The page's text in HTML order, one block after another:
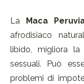
La Maca
afrodisiaco
libido, migliora
sessuali. Può
problemi di